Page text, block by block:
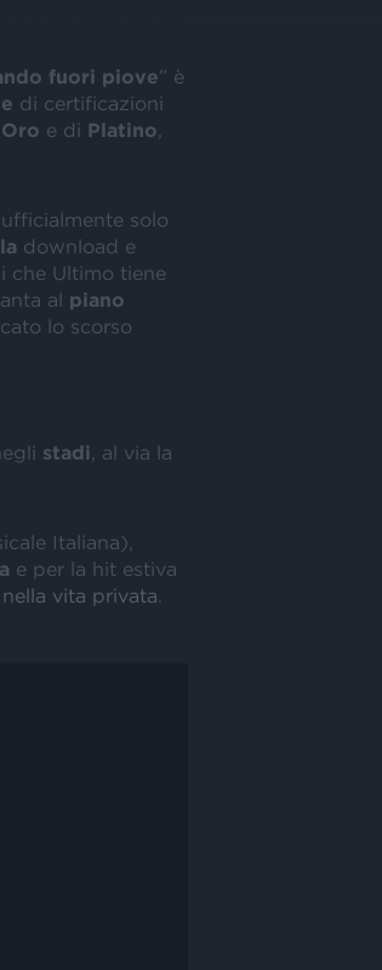
fuori piove” è
di certificazioni
Oro e di Platino
solo
download e
che Ultimo tiene
al piano
lo scorso
stadi , al via la
Italiana),
e per la hit estiva
vita privata